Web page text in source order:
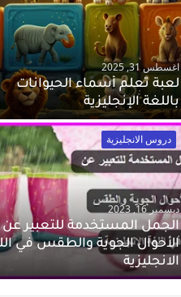
اغسطس 31, 2025
لعبة تعلم أسماء الحيوانات
باللغة الإنجليزية
دروس الانجليزية
ديسمبر 16, 2023
الجمل المستخدمة للتعبير عن
الأحوال الجوية والطقس في
الانجليزية